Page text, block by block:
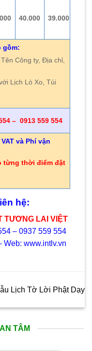
40.000 39.000
gồm:
Tên Công ty, Địa chỉ,
Lịch Lò Xo, Túi
– 0913 559 554
và Phí vận
từng thời điểm đặt
hệ:
TƯƠNG LAI VIỆT
– 0937 559 554
Web: www.intlv.vn
Lịch Tờ Lời Phật Dạy
TÂM